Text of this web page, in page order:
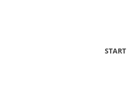
START